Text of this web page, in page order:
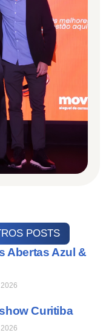
POSTS
Abertas Azul &
Curitiba